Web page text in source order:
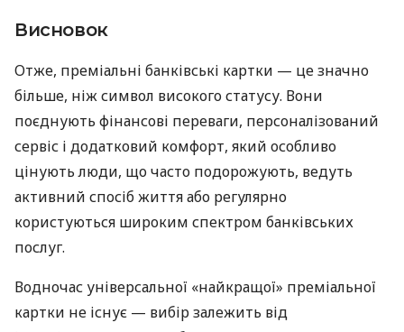
Висновок
Отже, преміальні банківські картки — це значно
більше, ніж символ високого статусу. Вони
поєднують фінансові переваги, персоналізований
сервіс і додатковий комфорт, який особливо
цінують люди, що часто подорожують, ведуть
активний спосіб життя або регулярно
користуються широким спектром банківських
послуг.
Водночас універсальної «найкращої» преміальної
картки не існує — вибір залежить від